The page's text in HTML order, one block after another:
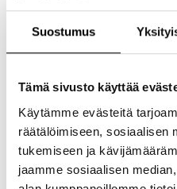
Suostumus
Tämä sivusto käyttää
Käytämme evästeitä
räätälöimiseen, sosiaalisen
tukemiseen ja
jaamme sosiaalisen
Sähköposti
Yrityksen toimiala